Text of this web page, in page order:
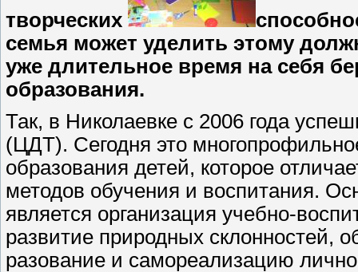
творческих
семья может уделить этому
уже длительное время на себя
образования.
Так, в Николаевке с 2006 года
(ЦДТ). Сегодня это
образования детей, которое
методов обучения и воспитания.
является организация учебно-
развитие природных склонностей,
разова­ние и самореализацию